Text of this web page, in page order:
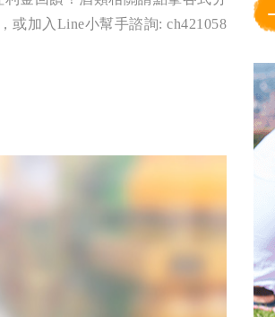
或加入Line小幫手諮詢: ch421058